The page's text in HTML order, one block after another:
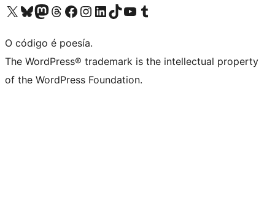
Visita la cuenta de X (anteriormente Twitter)
Visita a nosa conta de Bluesky
Visita a nosa conta de Mastodon
Visita a nosa conta de Threads
Visita a nosa páxina de Facebook
Visita a nosa conta de Instagram
Visita a nosa conta de LinkedIn
Visita a nosa conta de TikTok
Visita a nosa canle de YouTube
Visita a nosa conta de Tumblr
O código é poesía.
The WordPress® trademark is the intellectual property
of the WordPress Foundation.